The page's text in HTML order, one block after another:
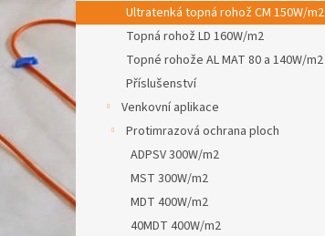
Ultratenká topná rohož CM 150W/m2
Topná rohož LD 160W/m2
Topné rohože AL MAT 80 a 140W/m2
Příslušenství
Venkovní aplikace
Protimrazová ochrana ploch
ADPSV 300W/m2
MST 300W/m2
MDT 400W/m2
40MDT 400W/m2